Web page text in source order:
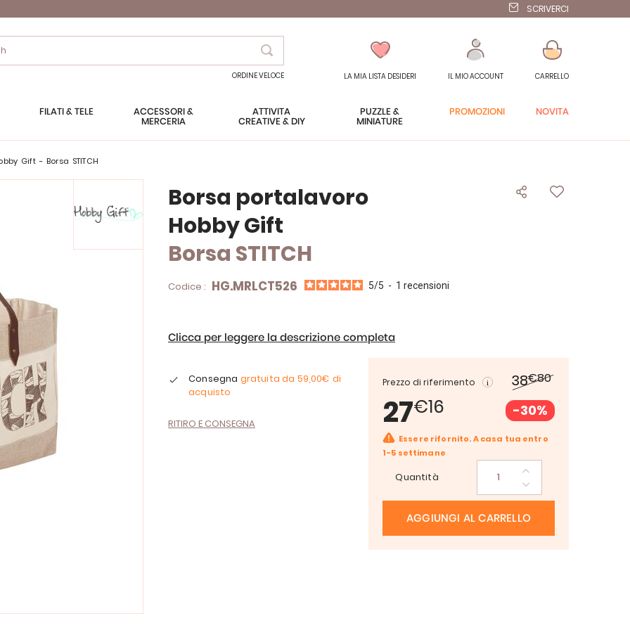
SCRIVERCI
Search
ORDINE VELOCE LA MIA LISTA DESIDERI IL MIO ACCOUNT CARRELLO
FILATI & TELE
ACCESSORI &
MERCERIA
ATTIVITÀ
CREATIVE & DIY
PUZZLE &
MINIATURE
PROMOZIONI NOVITÀ
Gift - Borsa STITCH
Borsa portalavoro
Hobby Gift
Borsa STITCH
Codice : HG.MRLCT526 5/5 - 1 recensioni
Clicca per leggere la descrizione completa
Prezzo di riferimento 38€80
27€16 -30%
Essere rifornito. A casa tua entro
1-5 settimane
Quantità
AGGIUNGI AL CARRELLO
Consegna gratuita da 59,00€ di
acquisto
RITIRO E CONSEGNA